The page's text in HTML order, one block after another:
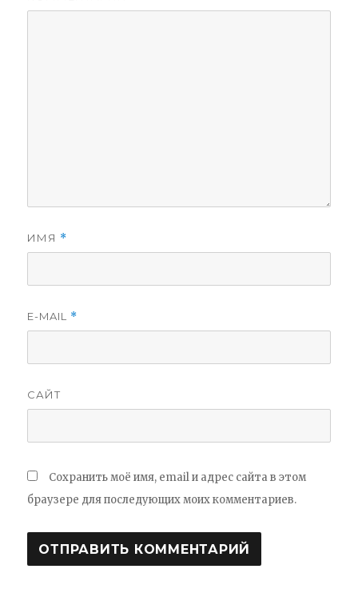
ИМЯ *
E-MAIL *
САЙТ
Сохранить моё имя, email и адрес сайта в этом
браузере для последующих моих комментариев.